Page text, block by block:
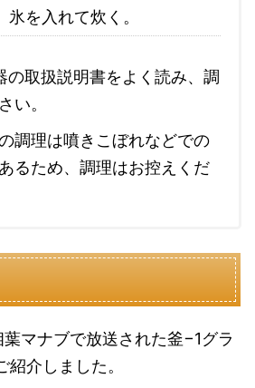
氷を入れて炊く。
の取扱説明書をよく読み、調
い。
調理は噴きこぼれなどでの
るため、調理はお控えくだ
マナブで放送された釜−1グラ
介しました。